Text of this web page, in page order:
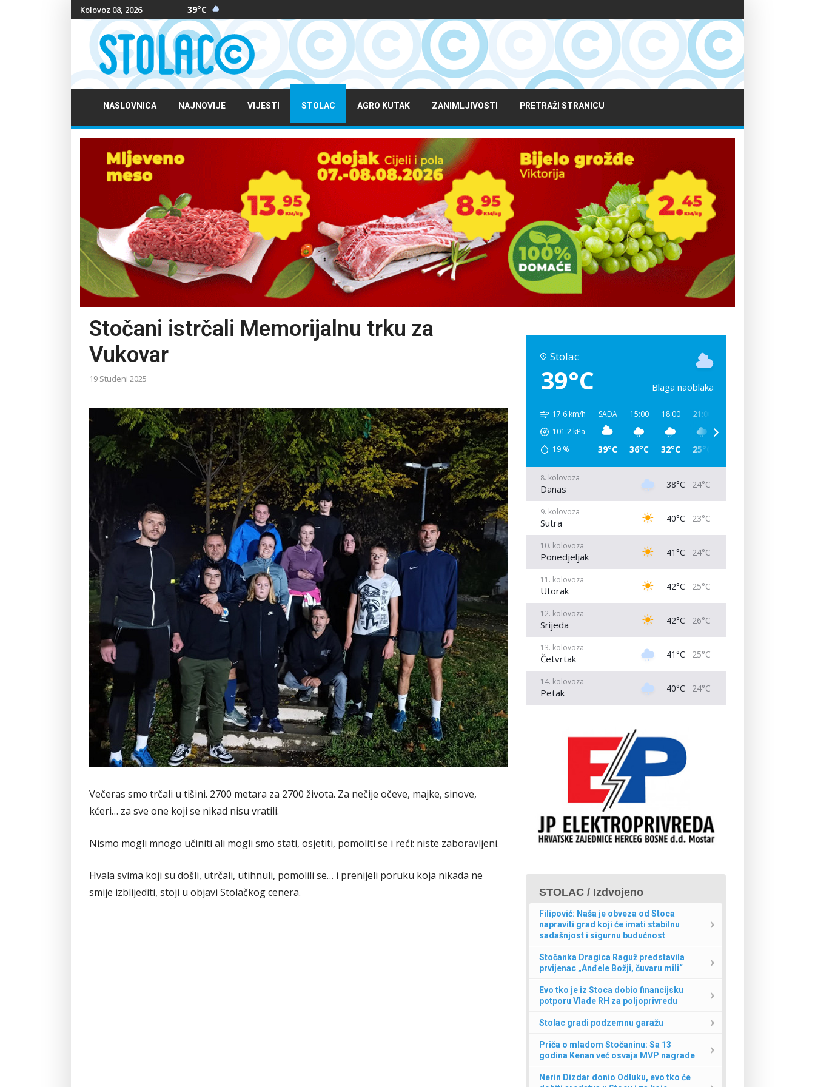
Kolovoz 08, 2026 39°C
NASLOVNICA NAJNOVIJE VIJESTI STOLAC AGRO KUTAK ZANIMLJIVOSTI PRETRAŽI STRANICU
Stočani istrčali Memorijalnu trku za
Vukovar
19 Studeni 2025
Večeras smo trčali u tišini. 2700 metara za 2700 života. Za nečije očeve, majke, sinove,
kćeri… za sve one koji se nikad nisu vratili.
Nismo mogli mnogo učiniti ali mogli smo stati, osjetiti, pomoliti se i reći: niste zaboravljeni.
Hvala svima koji su došli, utrčali, utihnuli, pomolili se… i prenijeli poruku koja nikada ne
smije izblijediti, stoji u objavi Stolačkog cenera.
Stolac
39°C Blaga naoblaka
17.6 km/h
101.2kPa
19 %
SADA
39°C
15:00
36°C
18:00
32°C
21:00
25°C
8. kolovoza
Danas 38°C 24°C
9. kolovoza
Sutra 40°C 23°C
10. kolovoza
Ponedjeljak 41°C 24°C
11. kolovoza
Utorak 42°C 25°C
12. kolovoza
Srijeda 42°C 26°C
13. kolovoza
Četvrtak 41°C 25°C
14. kolovoza
Petak 40°C 24°C
STOLAC / Izdvojeno
Filipović: Naša je obveza od Stoca
napraviti grad koji će imati stabilnu
sadašnjost i sigurnu budućnost
Stočanka Dragica Raguž predstavila
prvijenac „Anđele Božji, čuvaru mili“
Evo tko je iz Stoca dobio financijsku
potporu Vlade RH za poljoprivredu
Stolac gradi podzemnu garažu
Priča o mladom Stočaninu: Sa 13
godina Kenan već osvaja MVP nagrade
Nerin Dizdar donio Odluku, evo tko će